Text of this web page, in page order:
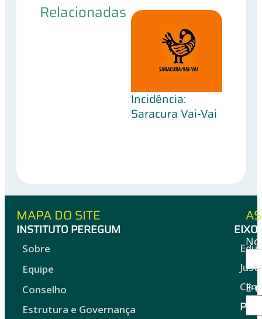
Relacionadas
Incidência:
Saracura Vai-Vai
MAPA DO SITE
INSTITUTO PEREGUM
Sobre
Equipe
Conselho
Estrutura e Governança
E-